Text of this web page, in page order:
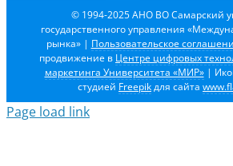
© 1994-2025 АНО ВО Самарский
государственного управления
рынка» | Пользовательское
продвижение в Центре цифровых
маркетинга Университета «МИР»|
студией Freepikдля сайта
Page load link